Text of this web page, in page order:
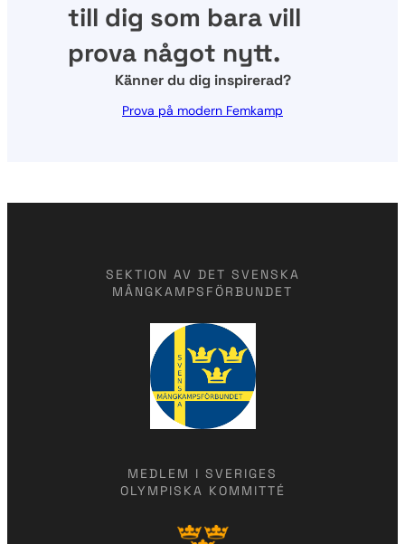
till dig som bara vill
prova något nytt.
Känner du dig inspirerad?
Prova på modern Femkamp
SEKTION AV DET SVENSKA
MÅNGKAMPSFÖRBUNDET
MEDLEM I SVERIGES
OLYMPISKA KOMMITTÉ